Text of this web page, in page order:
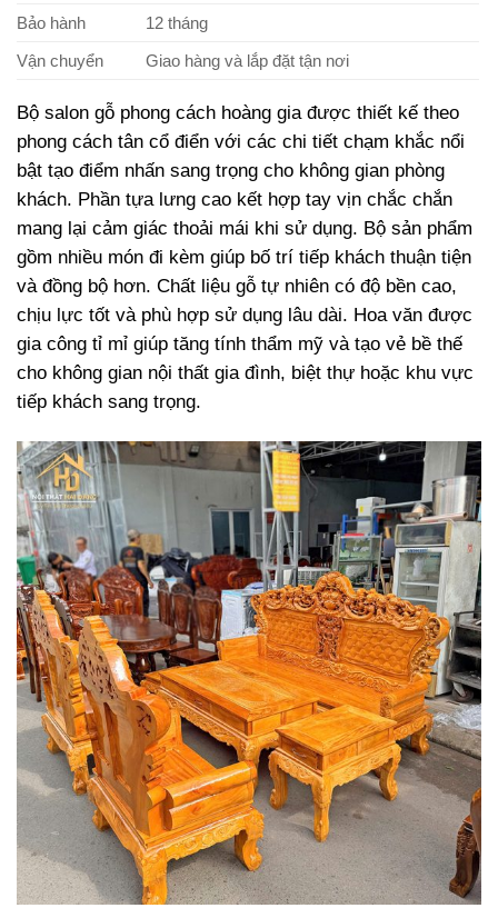
Bảo hành
12 tháng
Vận chuyển
Giao hàng và lắp đặt tận nơi
Bộ salon gỗ phong cách hoàng gia được thiết kế theo
phong cách tân cổ điển với các chi tiết chạm khắc nổi
bật tạo điểm nhấn sang trọng cho không gian phòng
khách. Phần tựa lưng cao kết hợp tay vịn chắc chắn
mang lại cảm giác thoải mái khi sử dụng. Bộ sản phẩm
gồm nhiều món đi kèm giúp bố trí tiếp khách thuận tiện
và đồng bộ hơn. Chất liệu gỗ tự nhiên có độ bền cao,
chịu lực tốt và phù hợp sử dụng lâu dài. Hoa văn được
gia công tỉ mỉ giúp tăng tính thẩm mỹ và tạo vẻ bề thế
cho không gian nội thất gia đình, biệt thự hoặc khu vực
tiếp khách sang trọng.